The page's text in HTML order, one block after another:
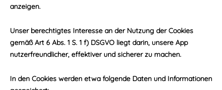
anzeigen.
Unser berechtigtes Interesse an der Nutzung der Cookies
gemäß Art 6 Abs. 1 S. 1 f) DSGVO liegt darin, unsere App
nutzerfreundlicher, effektiver und sicherer zu machen.
In den Cookies werden etwa folgende Daten und Informationen